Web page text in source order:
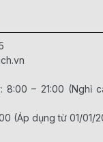
8:00 – 21:00 (Nghỉ
(Áp dụng từ 01/01/